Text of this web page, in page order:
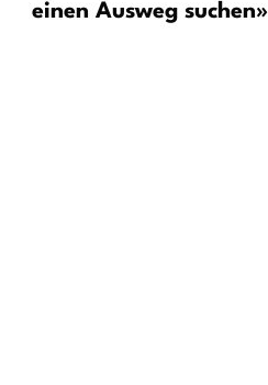
einen Ausweg suchen»